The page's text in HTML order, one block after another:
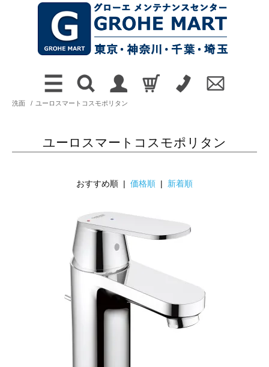
洗面 / ユーロスマートコスモポリタン
ユーロスマートコスモポリタン
おすすめ順 | 価格順 | 新着順